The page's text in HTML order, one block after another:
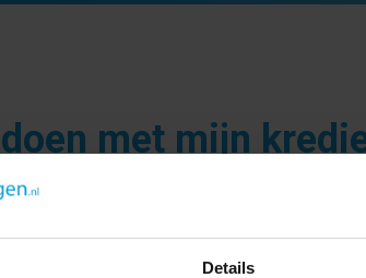
Details
met mijn
houdbaar. Verder kan u altijd
en wij storten uw tegoed binnen 1
uw tegoed toevoegen via uw eigen